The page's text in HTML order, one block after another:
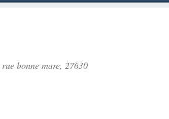
rue bonne mare, 27630